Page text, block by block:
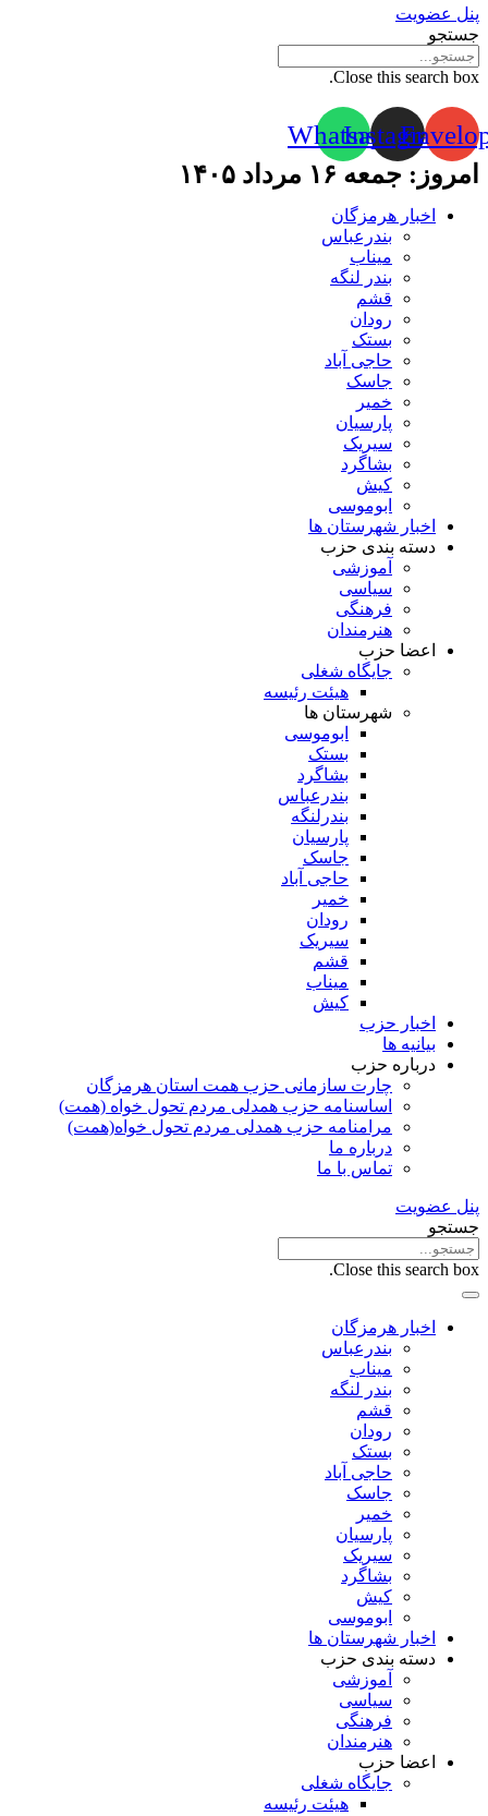
پنل عضویت
جستجو
Close this search box.
Instagram
Whatsapp
امروز: جمعه ۱۶ مرداد ۱۴۰۵
اخبار هرمزگان
بندرعباس
میناب
بندر لنگه
قشم
رودان
بستک
حاجی آباد
جاسک
خمیر
پارسیان
سیریک
بشاگرد
کیش
ابوموسی
اخبار شهرستان ها
دسته بندی حزب
آموزشی
سیاسی
فرهنگی
هنرمندان
اعضا حزب
جایگاه شغلی
هیئت رئیسه
شهرستان ها
ابوموسی
بستک
بشاگرد
بندرعباس
بندرلنگه
پارسیان
جاسک
حاجی آباد
خمیر
رودان
سیریک
قشم
میناب
کیش
اخبار حزب
بیانیه ها
درباره حزب
چارت سازمانی حزب همت استان هرمزگان
اساسنامه حزب همدلی مردم تحول خواه (همت)
مرامنامه حزب همدلی مردم تحول خواه(همت)
درباره ما
تماس با ما
پنل عضویت
جستجو
Close this search box.
اخبار هرمزگان
بندرعباس
میناب
بندر لنگه
قشم
رودان
بستک
حاجی آباد
جاسک
خمیر
پارسیان
سیریک
بشاگرد
کیش
ابوموسی
اخبار شهرستان ها
دسته بندی حزب
آموزشی
سیاسی
فرهنگی
هنرمندان
اعضا حزب
جایگاه شغلی
هیئت رئیسه